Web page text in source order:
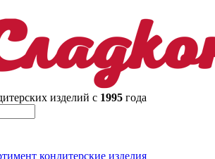
изделий с 1995 года
кондитерские изделия